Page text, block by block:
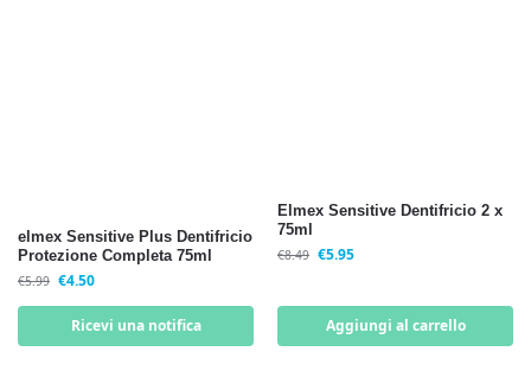
elmex Sensitive Plus Dentifricio
Protezione Completa 75ml
€5.99 €4.50
Ricevi una notifica
Elmex Sensitive Dentifricio 2 x
75ml
€8.49 €5.95
Aggiungi al carrello